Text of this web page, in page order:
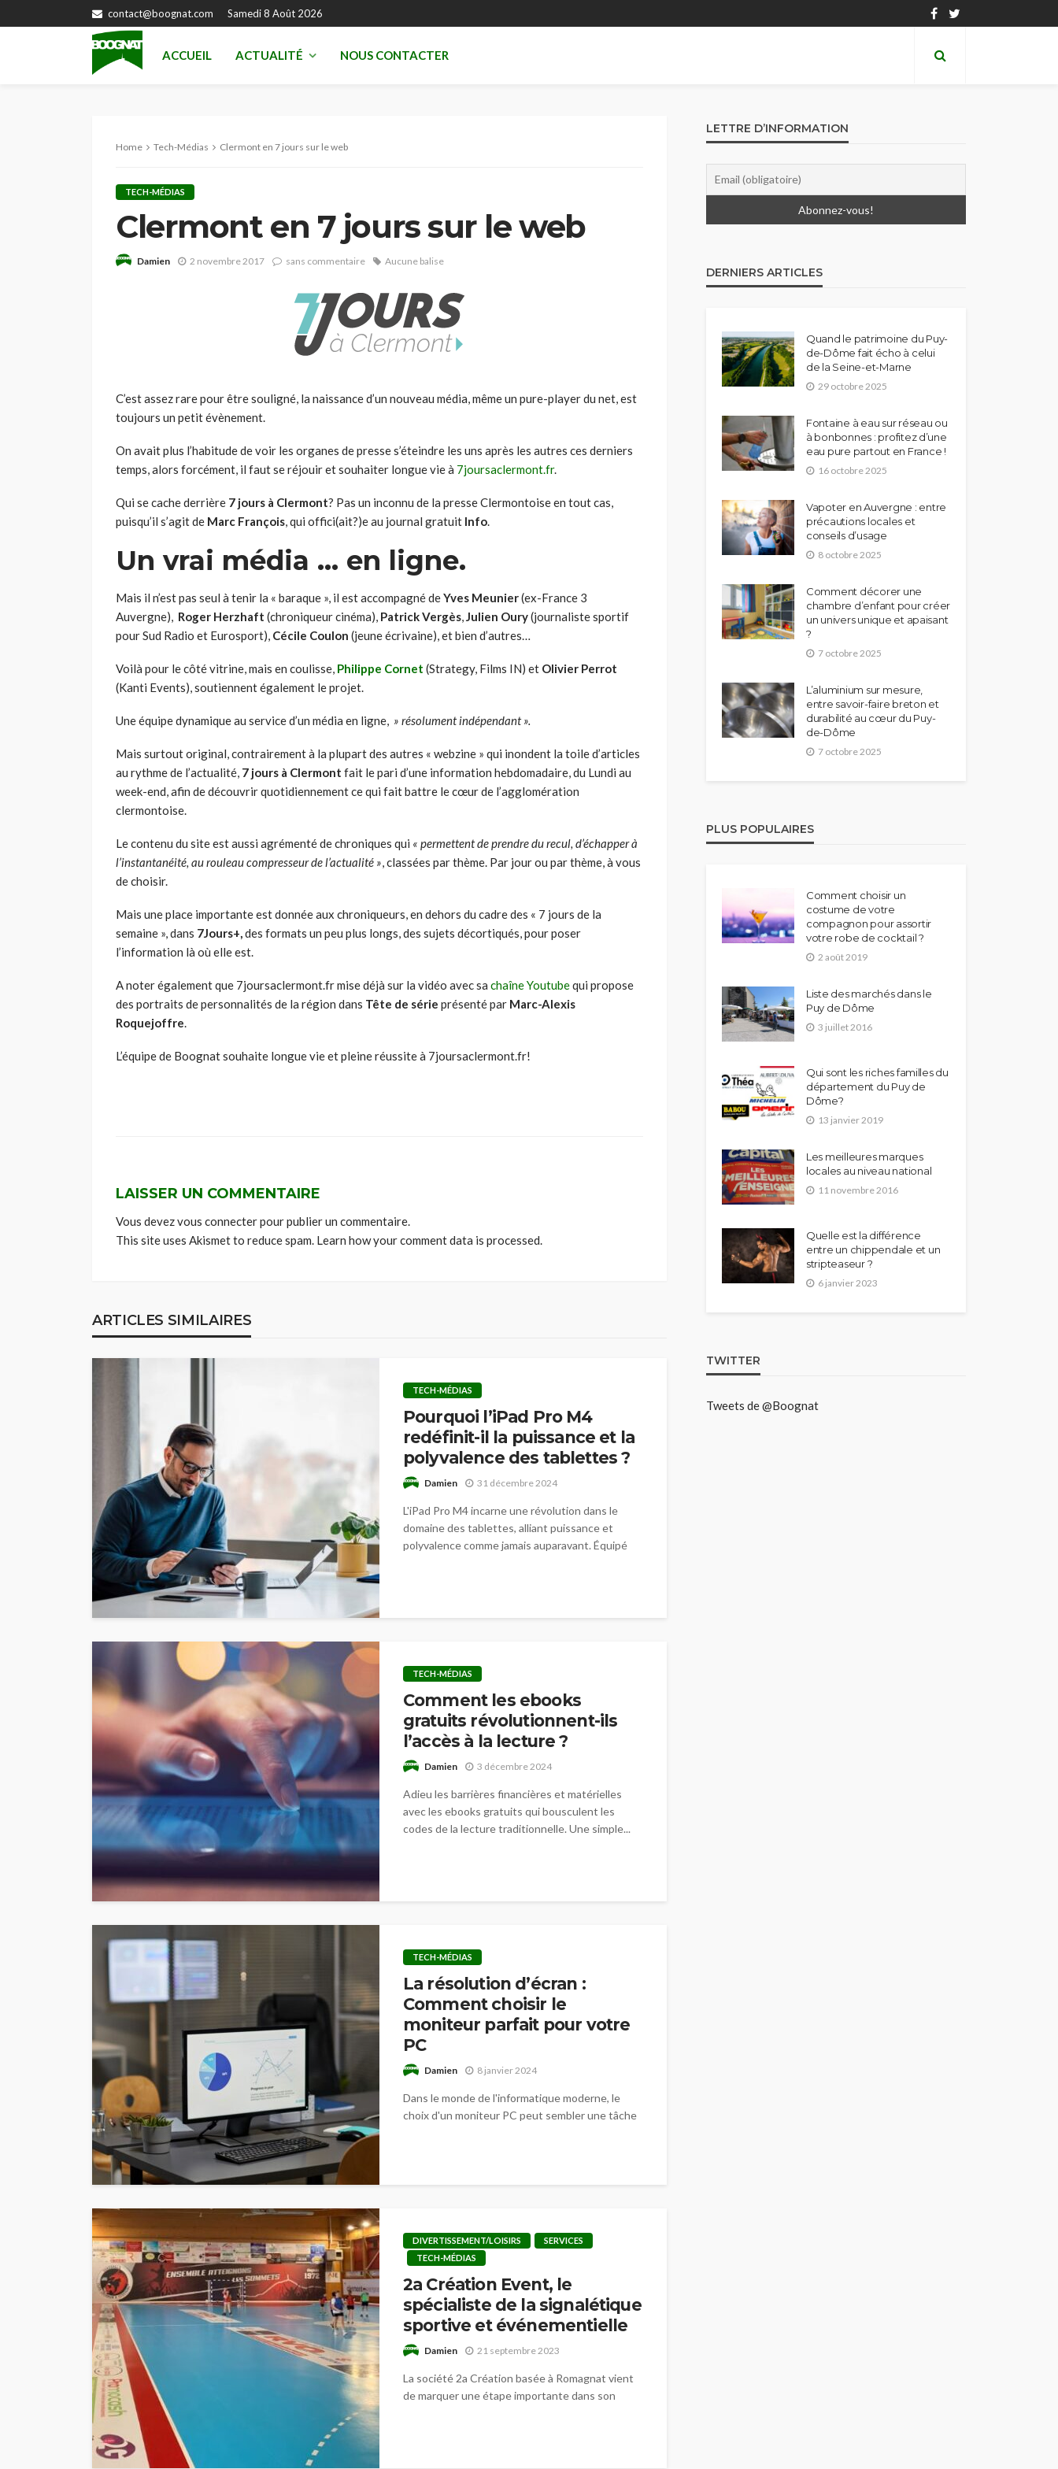
contact@boognat.com Samedi 8 Août 2026
ACCUEIL ACTUALITÉ NOUS CONTACTER
Home Tech-Médias Clermont en 7 jours sur le web
TECH-MÉDIAS
Clermont en 7 jours sur le web
Damien 2 novembre 2017 sans commentaire Aucune balise
C’est assez rare pour être souligné, la naissance d’un nouveau média, même un pure-player du net, est
toujours un petit évènement.
On avait plus l’habitude de voir les organes de presse s’éteindre les uns après les autres ces derniers
temps, alors forcément, il faut se réjouir et souhaiter longue vie à 7joursaclermont.fr.
Qui se cache derrière 7 jours à Clermont? Pas un inconnu de la presse Clermontoise en tout cas,
puisqu’il s’agit de Marc François, qui offici(ait?)e au journal gratuit Info.
Un vrai média … en ligne.
Mais il n’est pas seul à tenir la « baraque », il est accompagné deYves Meunier(ex-France 3
Auvergne), Roger Herzhaft (chroniqueur cinéma), Patrick Vergès,Julien Oury(journaliste sportif
pour Sud Radio et Eurosport), Cécile Coulon (jeune écrivaine), et bien d’autres…
Voilà pour le côté vitrine, mais en coulisse, Philippe Cornet (Strategy, Films IN) et Olivier Perrot
(Kanti Events), soutiennent également le projet.
Une équipe dynamique au service d’un média en ligne, » résolument indépendant ».
Mais surtout original, contrairement à la plupart des autres « webzine » qui inondent la toile d’articles
au rythme de l’actualité, 7 jours à Clermont fait le pari d’une information hebdomadaire, du Lundi au
week-end, afin de découvrir quotidiennement ce qui fait battre le cœur de l’agglomération
clermontoise.
Le contenu du site est aussi agrémenté de chroniques qui « permettent de prendre du recul, d’échapper à
l’instantanéité, au rouleau compresseur de l’actualité », classées par thème. Par jour ou par thème, à vous
de choisir.
Mais une place importante est donnée aux chroniqueurs, en dehors du cadre des « 7 jours de la
semaine », dans 7Jours+,des formats un peu plus longs, des sujets décortiqués, pour poser
l’information là où elle est.
A noter également que 7joursaclermont.fr mise déjà sur la vidéo avec sa chaîne Youtubequi propose
des portraits de personnalités de la région dans Tête de série présenté par Marc-Alexis
Roquejoffre.
L’équipe de Boognat souhaite longue vie et pleine réussite à 7joursaclermont.fr!
LAISSER UN COMMENTAIRE
Vous devezvous connecterpour publier un commentaire.
This site uses Akismet to reduce spam. Learn how your comment data is processed.
ARTICLES SIMILAIRES
TECH-MÉDIAS
Pourquoi l’iPad Pro M4
redéfinit-il la puissance et la
polyvalence des tablettes ?
Damien 31 décembre 2024
L'iPad Pro M4 incarne une révolution dans le
domaine des tablettes, alliant puissance et
polyvalence comme jamais auparavant. Équipé
TECH-MÉDIAS
Comment les ebooks
gratuits révolutionnent-ils
l’accès à la lecture ?
Damien 3 décembre 2024
Adieu les barrières financières et matérielles
avec les ebooks gratuits qui bousculent les
codes de la lecture traditionnelle. Une simple...
TECH-MÉDIAS
La résolution d’écran :
Comment choisir le
moniteur parfait pour votre
PC
Damien 8 janvier 2024
Dans le monde de l'informatique moderne, le
choix d'un moniteur PC peut sembler une tâche
DIVERTISSEMENT/LOISIRS
SERVICES
TECH-MÉDIAS
2a Création Event, le
spécialiste de la signalétique
sportive et événementielle
Damien 21 septembre 2023
La société 2a Création basée à Romagnat vient
de marquer une étape importante dans son
LETTRE D’INFORMATION
DERNIERS ARTICLES
Quand le patrimoine du Puy-
de-Dôme fait écho à celui
de la Seine-et-Marne
29 octobre 2025
Fontaine à eau sur réseau ou
à bonbonnes : profitez d’une
eau pure partout en France !
16 octobre 2025
Vapoter en Auvergne : entre
précautions locales et
conseils d’usage
8 octobre 2025
Comment décorer une
chambre d’enfant pour créer
un univers unique et apaisant
?
7 octobre 2025
L’aluminium sur mesure,
entre savoir-faire breton et
durabilité au cœur du Puy-
de-Dôme
7 octobre 2025
PLUS POPULAIRES
Comment choisir un
costume de votre
compagnon pour assortir
votre robe de cocktail ?
2 août 2019
Liste des marchés dans le
Puy de Dôme
3 juillet 2016
Qui sont les riches familles du
département du Puy de
Dôme?
13 janvier 2019
Les meilleures marques
locales au niveau national
11 novembre 2016
Quelle est la différence
entre un chippendale et un
stripteaseur ?
6 janvier 2023
TWITTER
Tweets de @Boognat